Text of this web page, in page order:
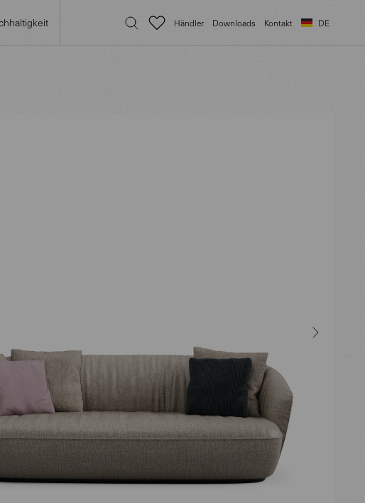
Händler Downloads Kontakt DE